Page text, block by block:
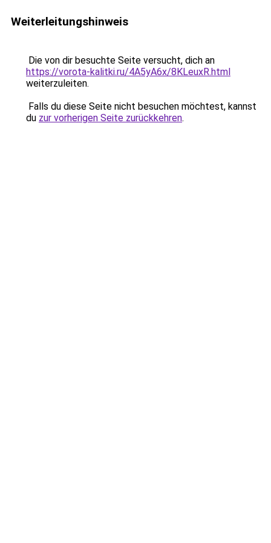
Weiterleitungshinweis
Die von dir besuchte Seite versucht, dich an
https://vorota-kalitki.ru/4A5yA6x/8KLeuxR.html
weiterzuleiten.
Falls du diese Seite nicht besuchen möchtest, kannst
du zur vorherigen Seite zurückkehren.